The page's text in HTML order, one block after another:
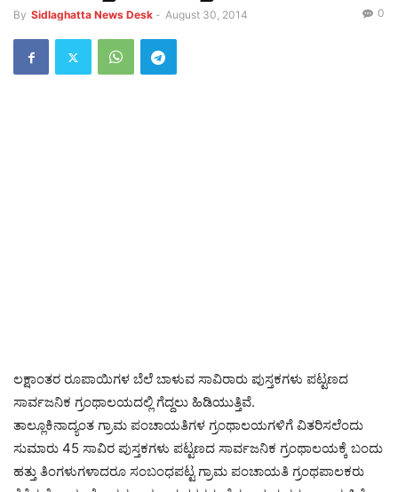
By Sidlaghatta News Desk - August 30, 2014 0
ಲಕ್ಷಾಂತರ ರೂಪಾಯಿಗಳ ಬೆಲೆ ಬಾಳುವ ಸಾವಿರಾರು ಪುಸ್ತಕಗಳು ಪಟ್ಟಣದ
ಸಾರ್ವಜನಿಕ ಗ್ರಂಥಾಲಯದಲ್ಲಿ ಗೆದ್ದಲು ಹಿಡಿಯುತ್ತಿವೆ.
ತಾಲ್ಲೂಕಿನಾದ್ಯಂತ ಗ್ರಾಮ ಪಂಚಾಯತಿಗಳ ಗ್ರಂಥಾಲಯಗಳಿಗೆ ವಿತರಿಸಲೆಂದು
ಸುಮಾರು 45 ಸಾವಿರ ಪುಸ್ತಕಗಳು ಪಟ್ಟಣದ ಸಾರ್ವಜನಿಕ ಗ್ರಂಥಾಲಯಕ್ಕೆ ಬಂದು
ಹತ್ತು ತಿಂಗಳುಗಳಾದರೂ ಸಂಬಂಧಪಟ್ಟ ಗ್ರಾಮ ಪಂಚಾಯತಿ ಗ್ರಂಥಪಾಲಕರು